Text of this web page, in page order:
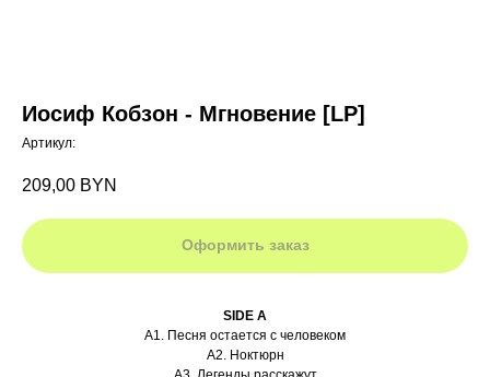
Иосиф Кобзон - Мгновение [LP]
Артикул:
209,00 BYN
Оформить заказ
SIDE A
A1. Песня остается с человеком
A2. Ноктюрн